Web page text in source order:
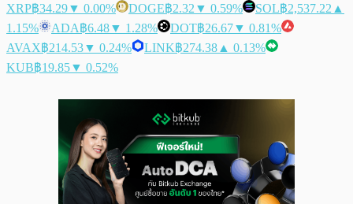
XRP฿34.29▼ 0.00% DOGE฿2.32 ▼ 0.59% SOL฿2,537.22 ▲
1.15%
ADA฿6.48▼ 1.28% DOT฿26.67▼ 0.81%
AVAX฿214.53▼ 0.24% LINK฿274.38 ▲ 0.13%
KUB฿19.85▼ 0.52%